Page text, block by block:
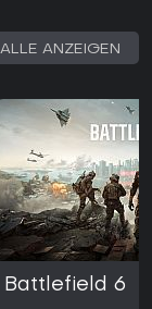
ALLE ANZEIGEN
Battlefield 6